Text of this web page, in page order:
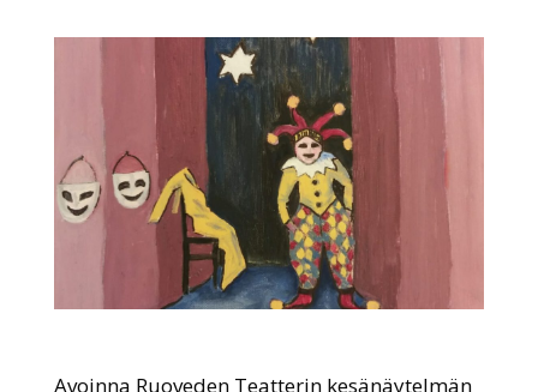
Avoinna Ruoveden Teatterin kesänäytelmän